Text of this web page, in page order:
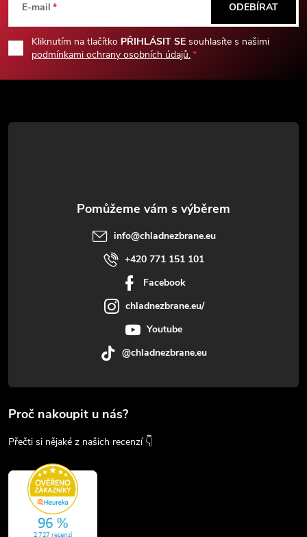
p
a
E-mail
Kliknutím na tlačítko PŘIHLÁSIT SE souhlasíte s našimi
podmínkami ochrany osobních údajů.
ODEBÍRAT
info@chladnezbrane.eu
+420 771 151 101
Facebook
chladnezbrane.eu/
Youtube
@chladnezbrane.eu
Proč nakoupit u nás?
Přečti si nějaké z našich recenzí 👇